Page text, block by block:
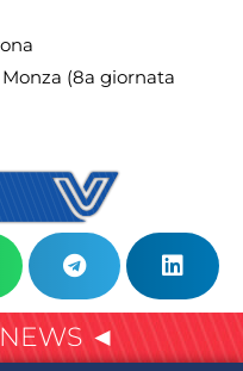
Monza (8a giornata
◄